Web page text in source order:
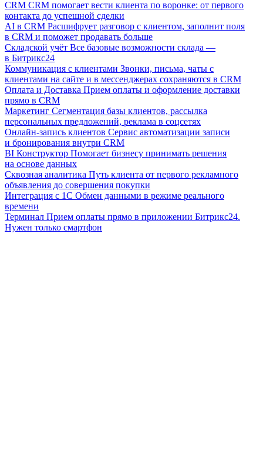
CRM CRM помогает вести клиента по воронке: от первого
контакта до успешной сделки
AI в CRM Расшифрует разговор с клиентом, заполнит поля
в CRM и поможет продавать больше
Складской учёт Все базовые возможности склада —
в Битрикс24
Коммуникация с клиентами Звонки, письма, чаты с
клиентами на сайте и в мессенджерах сохраняются в CRM
Оплата и Доставка Прием оплаты и оформление доставки
прямо в CRM
Маркетинг Сегментация базы клиентов, рассылка
персональных предложений, реклама в соцсетях
Онлайн-запись клиентов Сервис автоматизации записи
и бронирования внутри CRM
BI Конструктор Помогает бизнесу принимать решения
на основе данных
Сквозная аналитика Путь клиента от первого рекламного
объявления до совершения покупки
Интеграция с 1С Обмен данными в режиме реального
времени
Терминал Прием оплаты прямо в приложении Битрикс24.
Нужен только смартфон